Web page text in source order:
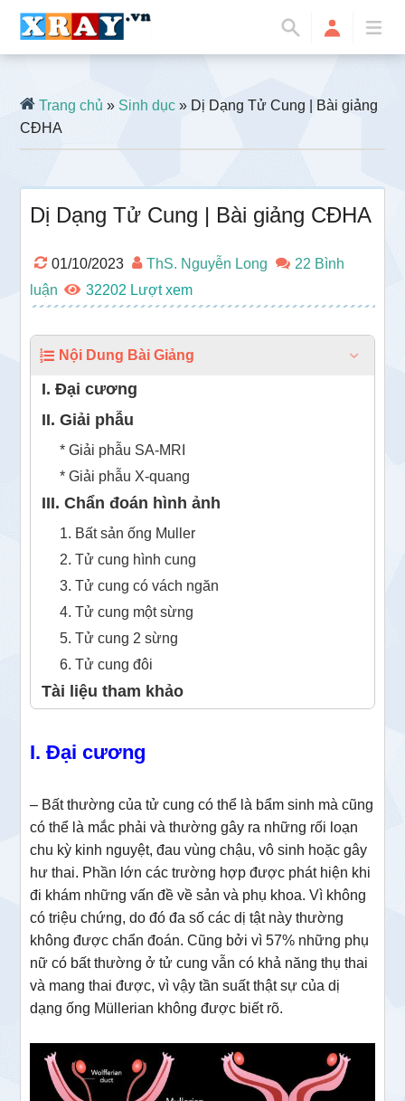
Trang chủ »Sinh dục » Dị Dạng Tử Cung | Bài giảng
CĐHA
Dị Dạng Tử Cung | Bài giảng CĐHA
01/10/2023 ThS. Nguyễn Long
22 Bình
luận
32202
Nội Dung Bài Giảng
I. Đại cương
II. Giải phẫu
* Giải phẫu SA-MRI
* Giải phẫu X-quang
III. Chẩn đoán hình ảnh
1. Bất sản ống Muller
2. Tử cung hình cung
3. Tử cung có vách ngăn
4. Tử cung một sừng
5. Tử cung 2 sừng
6. Tử cung đôi
Tài liệu tham khảo
I. Đại cương
– Bất thường của tử cung có thể là bẩm sinh mà cũng
có thể là mắc phải và thường gây ra những rối loạn
chu kỳ kinh nguyệt, đau vùng chậu, vô sinh hoặc gây
hư thai. Phần lớn các trường hợp được phát hiện khi
đi khám những vấn đề về sản và phụ khoa. Vì không
có triệu chứng, do đó đa số các dị tật này thường
không được chẩn đoán. Cũng bởi vì 57% những phụ
nữ có bất thường ở tử cung vẫn có khả năng thụ thai
và mang thai được, vì vậy tần suất thật sự của dị
dạng ống Müllerian không được biết rõ.